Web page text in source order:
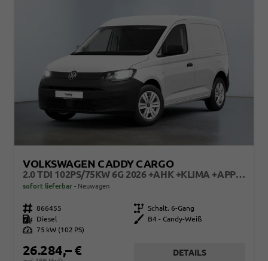
VOLKSWAGEN CADDY CARGO
2.0 TDI 102PS/75KW 6G 2026 +AHK +KLIMA +APPCONNECT +PDC +FRONTASSIST +LANEASSIST +TEMPOMAT +VERKEHRSZEICHEN +GJR +10"TOUCH
sofort lieferbar Neuwagen
Fahrzeugnr. 866455 Getriebe Schalt. 6-Gang
Kraftstoff
Diesel Außenfarbe
B4 - Candy-Weiß
Leistung 75 kW (102 PS)
26.284,– € DETAILS